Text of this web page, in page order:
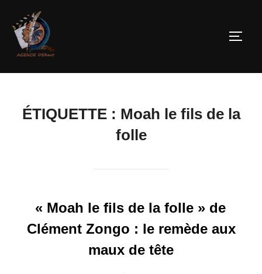
ÉTIQUETTE : Moah le fils de la
folle
« Moah le fils de la folle » de
Clément Zongo : le remède aux
maux de tête